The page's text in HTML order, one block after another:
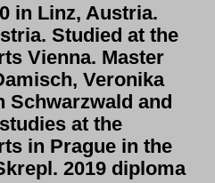
in Linz, Austria.
Studied at the
Vienna. Master
, Veronika
Schwarzwald and
at the
in Prague in the
2019 diploma